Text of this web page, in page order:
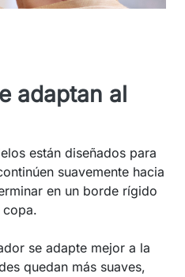
adaptan al
están diseñados para
suavemente hacia
en un borde rígido
copa.
se adapte mejor a la
quedan más suaves,